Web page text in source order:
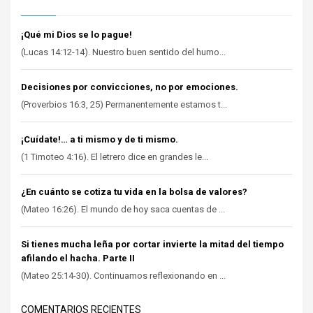
¡Qué mi Dios se lo pague!
(Lucas 14:12-14). Nuestro buen sentido del humo...
Decisiones por convicciones, no por emociones.
(Proverbios 16:3, 25) Permanentemente estamos t...
¡Cuídate!… a ti mismo y de ti mismo.
(1 Timoteo 4:16). El letrero dice en grandes le...
¿En cuánto se cotiza tu vida en la bolsa de valores?
(Mateo 16:26). El mundo de hoy saca cuentas de ...
Si tienes mucha leña por cortar invierte la mitad del tiempo
afilando el hacha. Parte II
(Mateo 25:14-30). Continuamos reflexionando en ...
COMENTARIOS RECIENTES